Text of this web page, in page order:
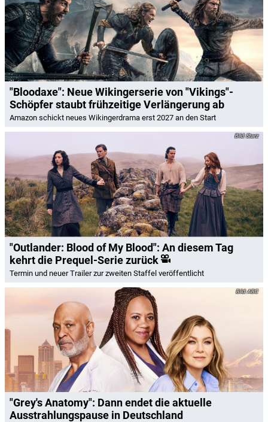
"Bloodaxe": Neue Wikingerserie von "Vikings"-
Schöpfer staubt frühzeitige Verlängerung ab
Amazon schickt neues Wikingerdrama erst 2027 an den Start
Starz
"Outlander: Blood of My Blood": An diesem Tag
kehrt die Prequel-Serie zurück
Termin und neuer Trailer zur zweiten Staffel veröffentlicht
ABC
"Grey's Anatomy": Dann endet die aktuelle
Ausstrahlungspause in Deutschland